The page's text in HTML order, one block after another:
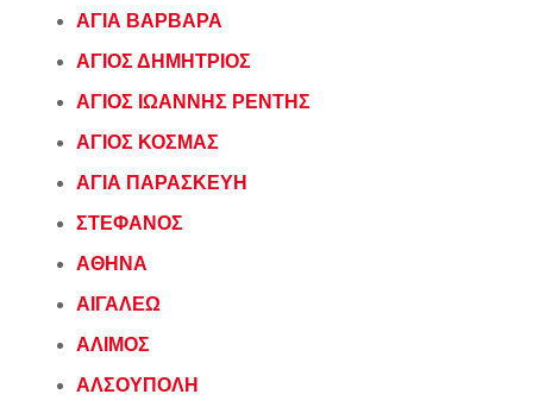
ΑΓΙΑ ΒΑΡΒΑΡΑ
ΑΓΙΟΣ ΔΗΜΗΤΡΙΟΣ
ΑΓΙΟΣ ΙΩΑΝΝΗΣ ΡΕΝΤΗΣ
ΑΓΙΟΣ ΚΟΣΜΑΣ
ΑΓΙΑ ΠΑΡΑΣΚΕΥΗ
ΣΤΕΦΑΝΟΣ
ΑΘΗΝΑ
ΑΙΓΑΛΕΩ
ΑΛΙΜΟΣ
ΑΛΣΟΥΠΟΛΗ